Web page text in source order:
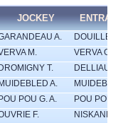
JOCKEY
A.
DOUILLET
M.
VERVA G.
DROMIGNY T.
DELLIAUX
MUIDEBLED A.
POU POU G. A.
POU POU
F.
NISKANEN